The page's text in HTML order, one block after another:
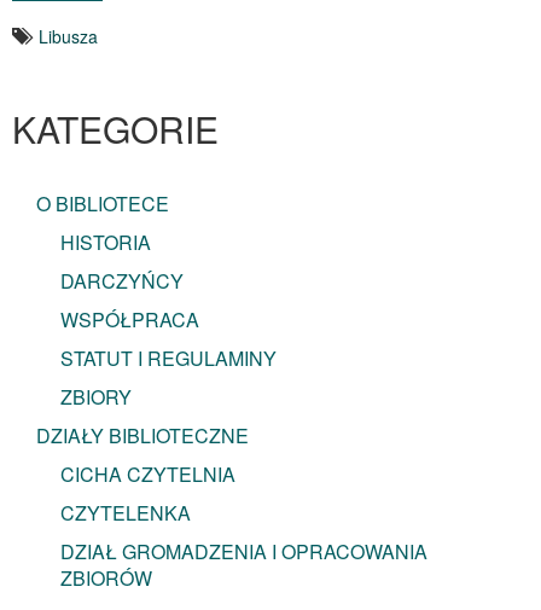
Libusza
KATEGORIE
O BIBLIOTECE
HISTORIA
DARCZYŃCY
WSPÓŁPRACA
STATUT I REGULAMINY
ZBIORY
DZIAŁY BIBLIOTECZNE
CICHA CZYTELNIA
CZYTELENKA
DZIAŁ GROMADZENIA I OPRACOWANIA
ZBIORÓW